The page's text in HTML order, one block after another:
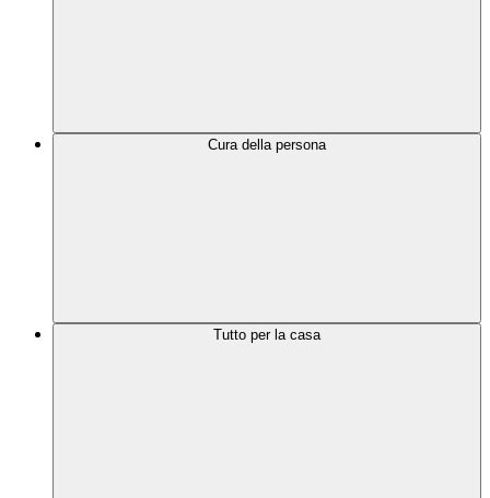
Cura della persona
Tutto per la casa